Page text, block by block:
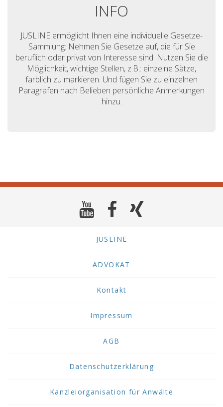
INFO
JUSLINE ermöglicht Ihnen eine individuelle Gesetze-
Sammlung: Nehmen Sie Gesetze auf, die für Sie
beruflich oder privat von Interesse sind. Nutzen Sie die
Möglichkeit, wichtige Stellen, z.B.: einzelne Sätze,
farblich zu markieren. Und fügen Sie zu einzelnen
Paragrafen nach Belieben persönliche Anmerkungen
hinzu.
JUSLINE
ADVOKAT
Kontakt
Impressum
AGB
Datenschutzerklärung
Kanzleiorganisation für Anwälte